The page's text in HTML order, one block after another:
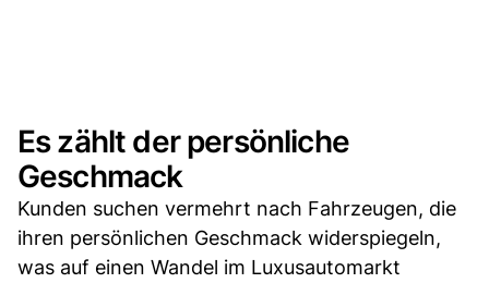
Es zählt der persönliche
Geschmack
Kunden suchen vermehrt nach Fahrzeugen, die
ihren persönlichen Geschmack widerspiegeln,
was auf einen Wandel im Luxusautomarkt